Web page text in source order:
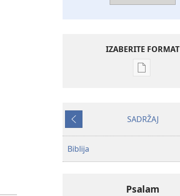
IZABERITE FORMAT
Postavke
Biblija
korice)
Prethodno
SADRŽAJ
Biblija
Psalam